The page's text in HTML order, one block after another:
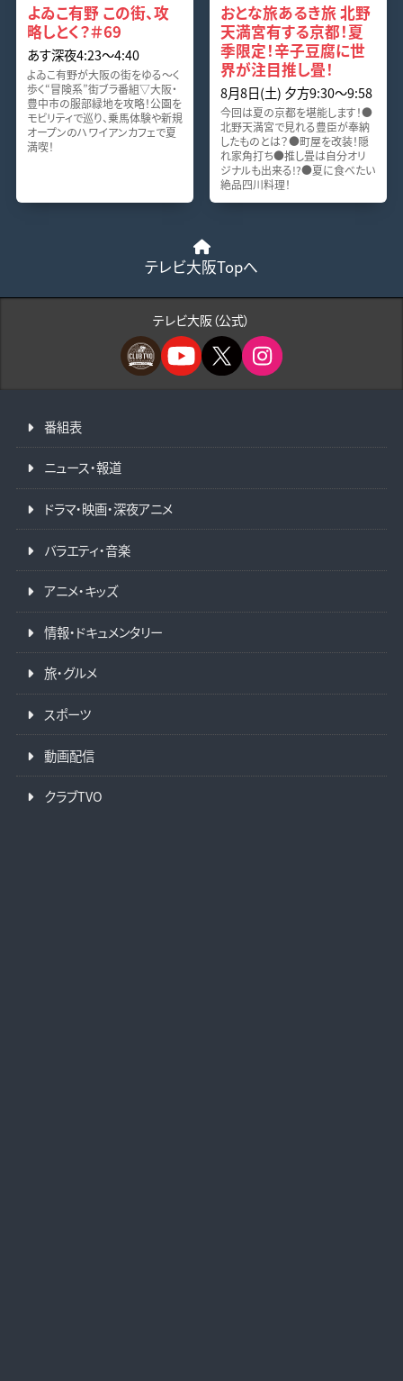
よゐこ有野 この街、攻
略しとく？＃69
あす深夜4:23〜4:40
よゐこ有野が大阪の街をゆる～く
歩く“冒険系”街ブラ番組▽大阪・
豊中市の服部緑地を攻略！公園を
モビリティで巡り、乗馬体験や新規
オープンのハワイアンカフェで夏
満喫！
おとな旅あるき旅 北野
天満宮有する京都！夏
季限定！辛子豆腐に世
界が注目推し畳！
8月8日(土) 夕方9:30〜9:58
今回は夏の京都を堪能します！●
北野天満宮で見れる豊臣が奉納
したものとは？●町屋を改装！隠
れ家角打ち●推し畳は自分オリ
ジナルも出来る!?●夏に食べたい
絶品四川料理！
テレビ大阪Topへ
テレビ大阪（公式）
番組表
ニュース・報道
ドラマ・映画・深夜アニメ
バラエティ・音楽
アニメ・キッズ
情報・ドキュメンタリー
旅・グルメ
スポーツ
動画配信
クラブTVO